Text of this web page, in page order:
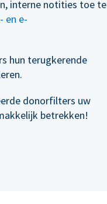
interne notities toe te
en e-
hun terugkerende
donorfilters uw
betrekken!